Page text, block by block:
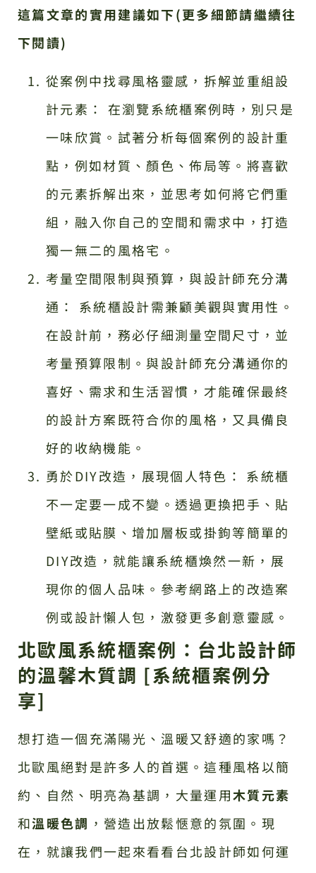
這篇文章的實用建議如下(更多細節請繼續往
下閱讀)
從案例中找尋風格靈感，拆解並重組設
計元素： 在瀏覽系統櫃案例時，別只是
一味欣賞。試著分析每個案例的設計重
點，例如材質、顏色、佈局等。將喜歡
的元素拆解出來，並思考如何將它們重
組，融入你自己的空間和需求中，打造
獨一無二的風格宅。
考量空間限制與預算，與設計師充分溝
通： 系統櫃設計需兼顧美觀與實用性。
在設計前，務必仔細測量空間尺寸，並
考量預算限制。與設計師充分溝通你的
喜好、需求和生活習慣，才能確保最終
的設計方案既符合你的風格，又具備良
好的收納機能。
勇於DIY改造，展現個人特色： 系統櫃
不一定要一成不變。透過更換把手、貼
壁紙或貼膜、增加層板或掛鉤等簡單的
DIY改造，就能讓系統櫃煥然一新，展
現你的個人品味。參考網路上的改造案
例或設計懶人包，激發更多創意靈感。
北歐風系統櫃案例：台北設計師
的溫馨木質調 [系統櫃案例分
享]
想打造一個充滿陽光、溫暖又舒適的家嗎？
北歐風絕對是許多人的首選。這種風格以簡
約、自然、明亮為基調，大量運用木質元素
和溫暖色調 ，營造出放鬆愜意的氛圍。現
在，就讓我們一起來看看台北設計師如何運